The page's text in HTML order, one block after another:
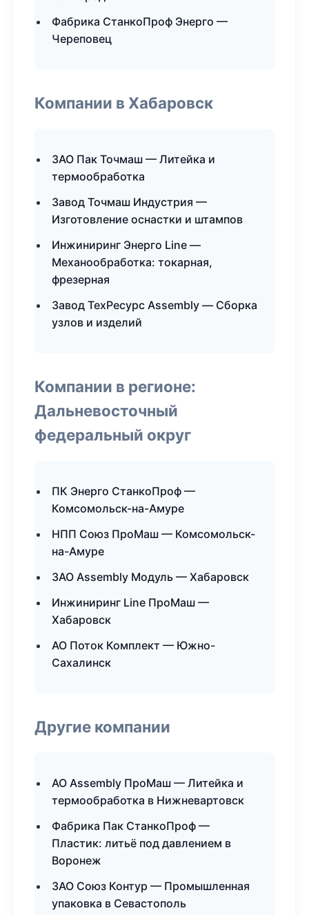
Фабрика СтанкоПроф Энерго —
Череповец
Компании в Хабаровск
ЗАО Пак Точмаш — Литейка и
термообработка
Завод Точмаш Индустрия —
Изготовление оснастки и штампов
Инжиниринг Энерго Line —
Механообработка: токарная,
фрезерная
Завод ТехРесурс Assembly — Сборка
узлов и изделий
Компании в регионе:
Дальневосточный
федеральный округ
ПК Энерго СтанкоПроф —
Комсомольск-на-Амуре
НПП Союз ПроМаш — Комсомольск-
на-Амуре
ЗАО Assembly Модуль — Хабаровск
Инжиниринг Line ПроМаш —
Хабаровск
АО Поток Комплект — Южно-
Сахалинск
Другие компании
АО Assembly ПроМаш — Литейка и
термообработка в Нижневартовск
Фабрика Пак СтанкоПроф —
Пластик: литьё под давлением в
Воронеж
ЗАО Союз Контур — Промышленная
упаковка в Севастополь